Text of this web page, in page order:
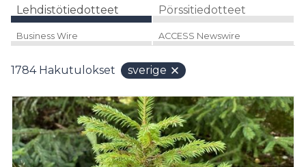
Lehdistötiedotteet Pörssitiedotteet
Business Wire ACCESS Newswire
1784 Hakutulokset sverige